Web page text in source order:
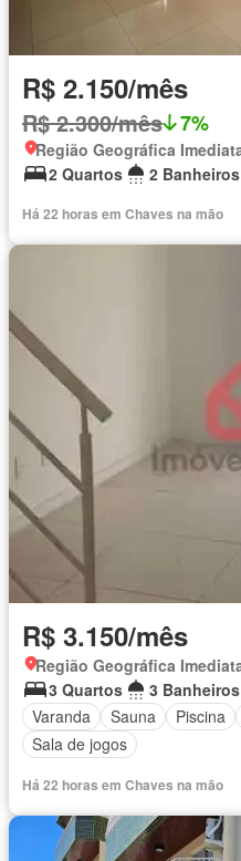
R$ 2.150/mês
R$ 2.300/mês 7%
2 Quartos
2 Banheiros
Há 22 horas em Chaves na mão
R$ 3.150/mês
3 Quartos
3 Banheiros
Varanda
Sauna Piscina
Sala de jogos
Há 22 horas em Chaves na mão